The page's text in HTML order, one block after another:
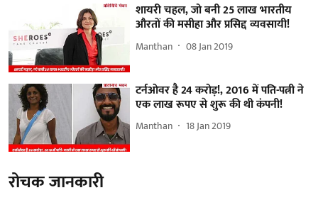
शायरी चहल, जो बनी 25 लाख भारतीय
औरतों की मसीहा और प्रसिद्द व्यवसायी!
Manthan 08 Jan 2019
टर्नओवर है 24 करोड़!, 2016 में पति-पत्नी ने
एक लाख रूपए से शुरू की थी कंपनी!
Manthan 18 Jan 2019
रोचक जानकारी